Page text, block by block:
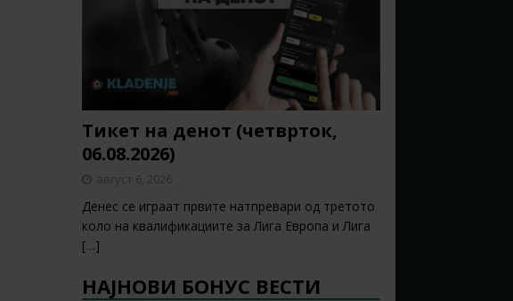
Тикет на денот (четврток,
06.08.2026)
август 6, 2026
Денес се играат првите натпревари од третото
коло на квалификациите за Лига Европа и Лига
[…]
НАЈНОВИ БОНУС ВЕСТИ